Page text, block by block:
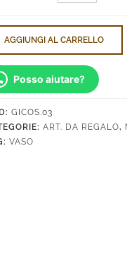
Ovale
quantità
AGGIUNGI AL CARRELLO
Posso aiutare?
GICOS.03
ART. DA REGALO,
VASO